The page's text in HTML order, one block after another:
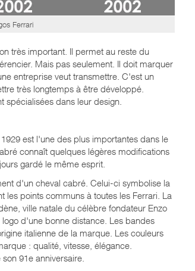
Ferrari
très important. Il permet au reste du
Mais pas seulement. Il doit marquer
entreprise veut transmettre. C'est un
très longtemps à être développé.
spécialisées dans leur design.
est l'une des plus importantes dans le
connaît quelques légères modifications
gardé le même esprit.
d'un cheval cabré. Celui-ci symbolise la
les points communs à toutes les Ferrari. La
ville natale du célèbre fondateur Enzo
d'une bonne distance. Les bandes
italienne de la marque. Les couleurs
: qualité, vitesse, élégance.
91e anniversaire.